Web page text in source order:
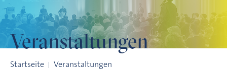
Veranstaltungen
Startseite Veranstaltungen